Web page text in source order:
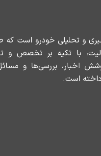
و تحلیلی خودرو است
با تکیه بر تخصص و
اخبار، بررسی‌ها و
است.